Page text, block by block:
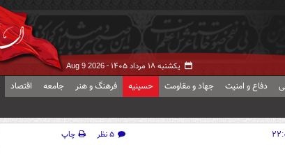
یکشنبه ۱۸ مرداد ۱۴۰۵ - Aug 9 2026
دفاع و امنیت جهاد و مقاومت حسینیه فرهنگ و هنر جامعه اقتصاد
۵ نظر
چاپ